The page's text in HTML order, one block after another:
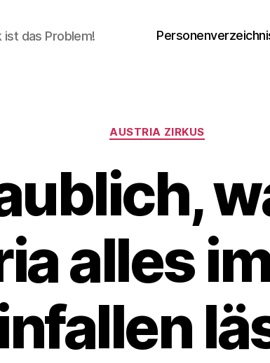
ist das Problem!
Categories
AUSTRIA ZIRKUS
alles